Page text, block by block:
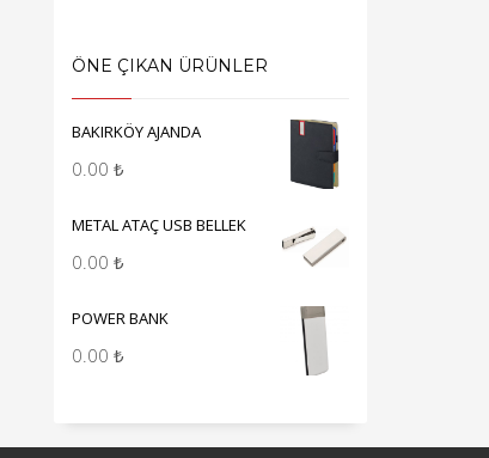
ÖNE ÇIKAN ÜRÜNLER
BAKIRKÖY AJANDA
0.00 ₺
METAL ATAÇ USB BELLEK
0.00 ₺
POWER BANK
0.00 ₺